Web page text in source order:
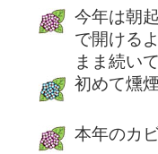
今年は朝
で開ける
まま続い
初めて燻
本年のカ